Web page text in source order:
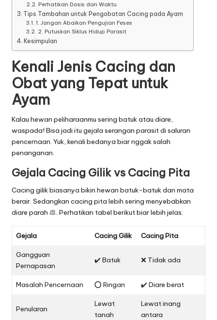
a
T
e
r
b
a
r
u
D
a
n
T
e
r
p
a
n
Perhatikan Dosis dan Waktu
Tips Tambahan untuk Pengobatan Cacing pada Ayam
1. Jangan Abaikan Pengujian Feses
2. Putuskan Siklus Hidup Parasit
Kesimpulan
Kenali Jenis Cacing dan
Obat yang Tepat untuk
Ayam
Kalau hewan peliharaanmu sering batuk atau diare,
waspada! Bisa jadi itu gejala serangan parasit di saluran
pencernaan. Yuk, kenali bedanya biar nggak salah
penanganan.
Gejala Cacing Gilik vs Cacing Pita
Cacing gilik biasanya bikin hewan batuk-batuk dan mata
berair. Sedangkan cacing pita lebih sering menyebabkan
diare parah 💩. Perhatikan tabel berikut biar lebih jelas:
Gejala Cacing Gilik Cacing Pita
Gangguan
Pernapasan
✔️ Batuk ❌ Tidak ada
Masalah Pencernaan ⭕ Ringan ✔️ Diare berat
Penularan
Lewat
tanah
Lewat inang
antara